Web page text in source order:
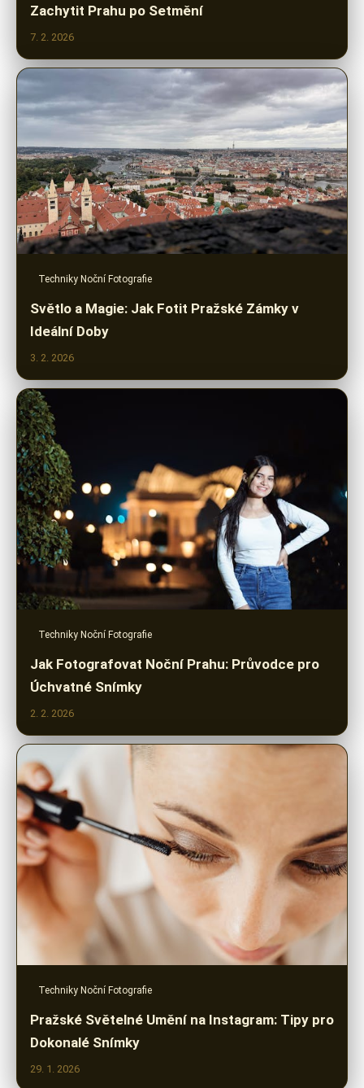
Zachytit Prahu po Setmění
7. 2. 2026
Techniky Noční Fotografie
Světlo a Magie: Jak Fotit Pražské Zámky v
Ideální Doby
3. 2. 2026
Techniky Noční Fotografie
Jak Fotografovat Noční Prahu: Průvodce pro
Úchvatné Snímky
2. 2. 2026
Techniky Noční Fotografie
Pražské Světelné Umění na Instagram: Tipy pro
Dokonalé Snímky
29. 1. 2026